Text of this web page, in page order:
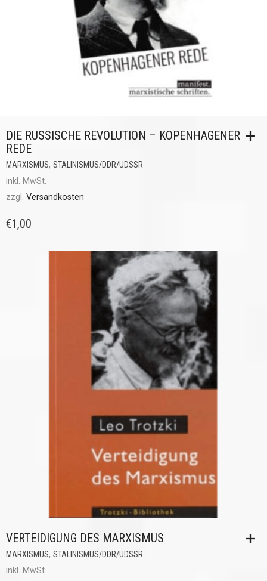
DIE RUSSISCHE REVOLUTION – KOPENHAGENER
REDE
MARXISMUS, STALINISMUS/DDR/UDSSR
inkl. MwSt.
zzgl. Versandkosten
€1,00
VERTEIDIGUNG DES MARXISMUS
MARXISMUS, STALINISMUS/DDR/UDSSR
inkl. MwSt.